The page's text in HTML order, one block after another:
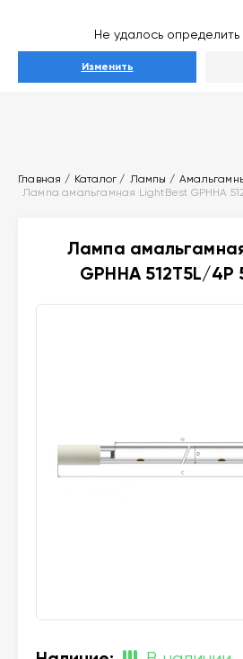
Не удалось
Изменить
Главная Каталог Лампы
Лампа амальгамная LightBest GPHHA
Лампа
GPHHA 512T5L/